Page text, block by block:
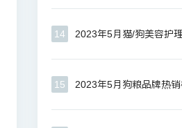
14 2023年5月猫/狗美容护
15 2023年5月狗粮品牌热销